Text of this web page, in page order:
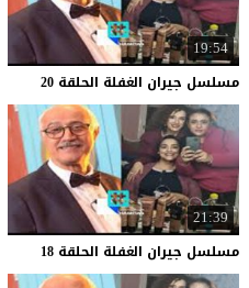
19:54
مسلسل جيران الغفلة الحلقة 20
21:39
مسلسل جيران الغفلة الحلقة 18